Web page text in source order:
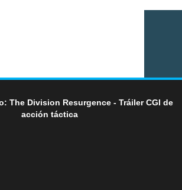
The Division Resurgence - Tráiler CGI de
acción táctica